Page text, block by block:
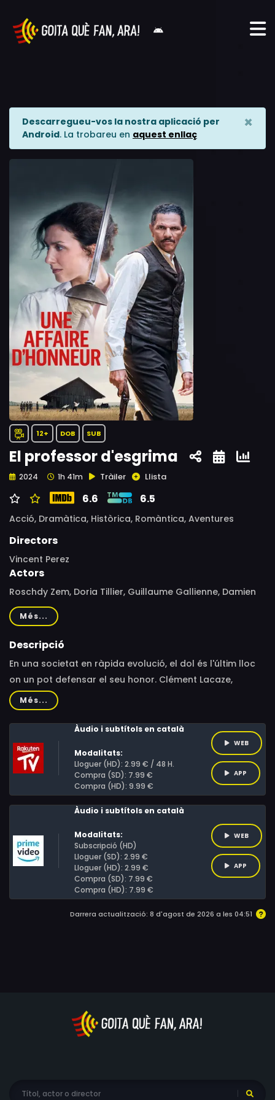
Descarregueu-vos la nostra aplicació per
Android. La trobareu en aquest enllaç
×
12+ DOB SUB
El professor d'esgrima
2024 1h 41m Tràiler Llista
6.6 6.5
Acció, Dramàtica, Històrica, Romàntica, Aventures
Directors
Vincent Perez
Actors
Roschdy Zem, Doria Tillier, Guillaume Gallienne, Damien
Bonnard, Vincent Perez, Noham Edje, Pepe Lorente,
Myriem Akheddiou, Nicolas de Lavergne, Noham Hedjem,
Eva Danino, Nicolas Gaspar, Iman Perez, Manda Touré,
Més...
Descripció
En una societat en ràpida evolució, el dol és l'últim lloc
on un pot defensar el seu honor. Clément Lacaze,
carismàtic mestre d'esgrima, es troba atrapat en una
espiral de violència destructiva. Coneix a Marie-Rose
Astié, una feminista avançada al seu temps, i decideix
ensenyar-li el complex art del dol. Enfrontaran
provocacions i s'uniran per a defensar el seu respectiu
honor.
Més...
Àudio i subtítols en català
Modalitats:
Lloguer (HD): 2.99 € / 48 H.
Compra (SD): 7.99 €
Compra (HD): 9.99 €
WEB
APP
Àudio i subtítols en català
Modalitats:
Subscripció (HD)
Lloguer (SD): 2.99 €
Lloguer (HD): 2.99 €
Compra (SD): 7.99 €
Compra (HD): 7.99 €
WEB
APP
Darrera actualització: 8 d'agost de 2026 a les 04:51